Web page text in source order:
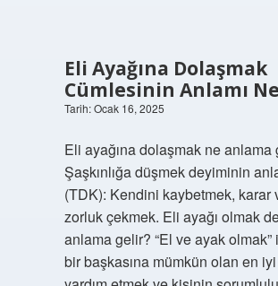
Eli Ayağına Dolaşmak
Cümlesinin Anlamı
Tarih: Ocak 16, 2025
Eli ayağına dolaşmak ne anlama
Şaşkınlığa düşmek deyiminin
(TDK): Kendini kaybetmek, karar
zorluk çekmek. Eli ayağı olmak
anlama gelir? “El ve ayak olmak”
bir başkasına mümkün olan en